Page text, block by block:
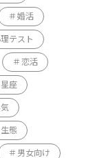
婚活
テスト
恋活
星座
生態
男女向け